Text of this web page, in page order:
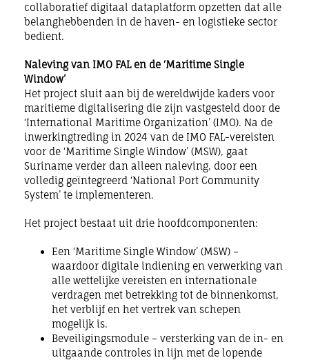
collaboratief digitaal dataplatform opzetten dat alle
belanghebbenden in de haven- en logistieke sector
bedient.
Naleving van IMO FAL en de ‘Maritime Single
Window’
Het project sluit aan bij de wereldwijde kaders voor
maritieme digitalisering die zijn vastgesteld door de
‘International Maritime Organization’ (IMO). Na de
inwerkingtreding in 2024 van de IMO FAL-vereisten
voor de ‘Maritime Single Window’ (MSW), gaat
Suriname verder dan alleen naleving, door een
volledig geïntegreerd ‘National Port Community
System’ te implementeren.
Het project bestaat uit drie hoofdcomponenten:
Een ‘Maritime Single Window’ (MSW) –
waardoor digitale indiening en verwerking van
alle wettelijke vereisten en internationale
verdragen met betrekking tot de binnenkomst,
het verblijf en het vertrek van schepen
mogelijk is.
Beveiligingsmodule – versterking van de in- en
uitgaande controles in lijn met de lopende